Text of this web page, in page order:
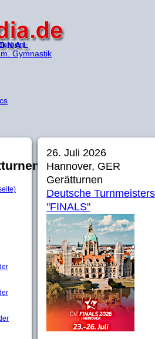
Gymnastik
26. Juli 2026
Hannover, GER
Gerätturnen
Deutsche
"FINALS"